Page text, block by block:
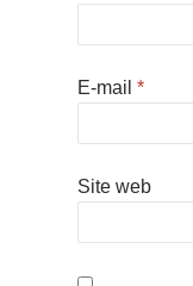
E-mail *
Site web